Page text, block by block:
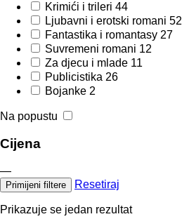
Krimići i trileri 44
Ljubavni i erotski romani 52
Fantastika i romantasy 27
Suvremeni romani 12
Za djecu i mlade 11
Publicistika 26
Bojanke 2
Na popustu
Cijena
—
Primijeni filtere Resetiraj
Prikazuje se jedan rezultat